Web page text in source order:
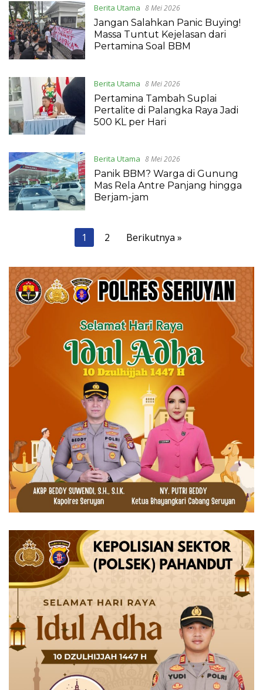
Berita Utama 8 Mei 2026
Jangan Salahkan Panic Buying!
Massa Tuntut Kejelasan dari
Pertamina Soal BBM
Berita Utama 8 Mei 2026
Pertamina Tambah Suplai
Pertalite di Palangka Raya Jadi
500 KL per Hari
Berita Utama 8 Mei 2026
Panik BBM? Warga di Gunung
Mas Rela Antre Panjang hingga
Berjam-jam
1 2 Berikutnya »